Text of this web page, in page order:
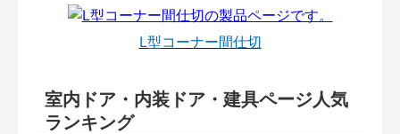
L型コーナー間仕切
室内ドア・内装ドア・建具ページ人気
ランキング